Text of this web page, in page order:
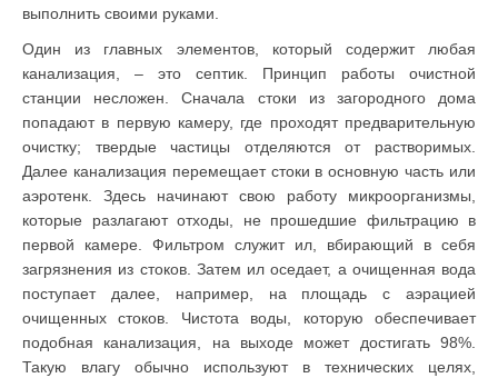
выполнить своими руками.
Один из главных элементов, который содержит любая
канализация, – это септик. Принцип работы очистной
станции несложен. Сначала стоки из загородного дома
попадают в первую камеру, где проходят предварительную
очистку; твердые частицы отделяются от растворимых.
Далее канализация перемещает стоки в основную часть или
аэротенк. Здесь начинают свою работу микроорганизмы,
которые разлагают отходы, не прошедшие фильтрацию в
первой камере. Фильтром служит ил, вбирающий в себя
загрязнения из стоков. Затем ил оседает, а очищенная вода
поступает далее, например, на площадь с аэрацией
очищенных стоков. Чистота воды, которую обеспечивает
подобная канализация, на выходе может достигать 98%.
Такую влагу обычно используют в технических целях,